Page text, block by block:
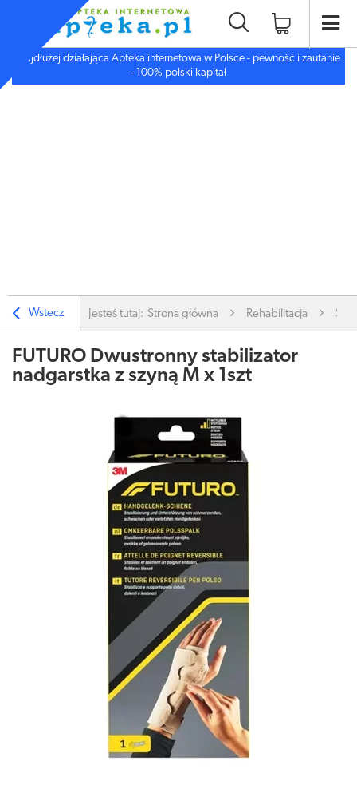
Najdłużej działająca Apteka internetowa w Polsce - pewność i zaufanie
- 100% polski kapitał
Wstecz Jesteś tutaj: Strona główna Rehabilitacja
FUTURO Dwustronny stabilizator
nadgarstka z szyną M x 1szt